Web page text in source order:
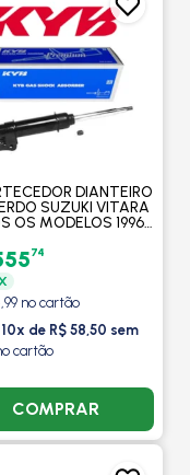
DIANTEIRO
SUZUKI VITARA
OS MODELOS 1996
74
no cartão
10x de R$ 58,50 sem
cartão
COMPRAR